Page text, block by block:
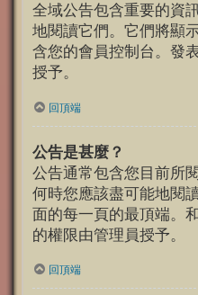
全域公告包含重要的資
地閱讀它們。它們將顯
含您的會員控制台。發
授予。
回頂端
公告是甚麼？
公告通常包含您目前所
何時您應該盡可能地閱
面的每一頁的最頂端。
的權限由管理員授予。
回頂端